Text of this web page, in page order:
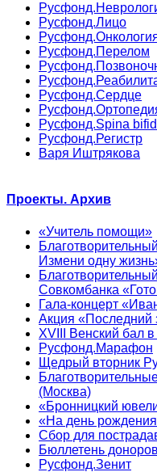
Русфонд.Лицо
Русфонд.Перелом
Русфонд.Сердце
Русфонд.Spina
Русфонд.Регистр
Варя Иштрякова
Проекты. Архив
«Учитель помощи»
Измени одну
Совкомбанка
Гала-концерт
Акция «Последний
XVIII Венский бал
Русфонд.Марафон
Щедрый вторник
(Москва)
«Бронницкий
«На день
Сбор для
Бюллетень
Русфонд.Зенит